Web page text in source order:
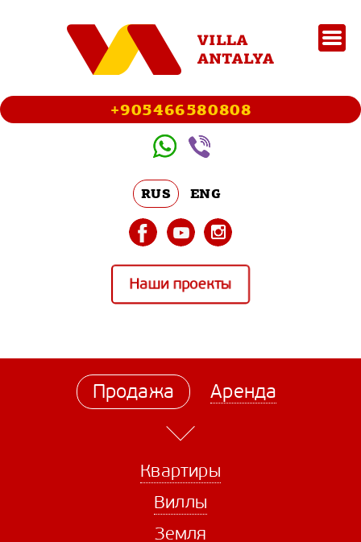
+905466580808
Наши проекты
RUS ENG
Квартиры
Виллы
Земля
Продажа Аренда